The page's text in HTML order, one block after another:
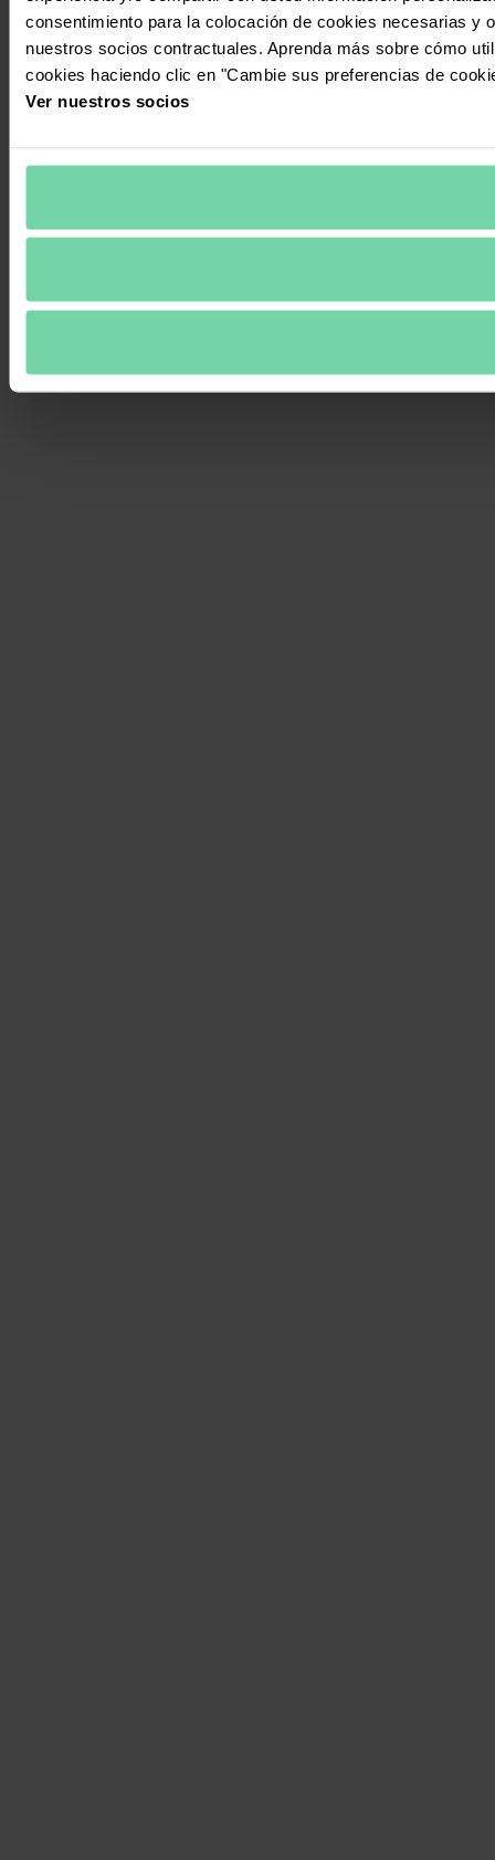
consentimiento para la colocación de cookies necesarias
nuestros socios contractuales. Aprenda más sobre cómo
cookies haciendo clic en "Cambie sus preferencias de
Ver nuestros socios